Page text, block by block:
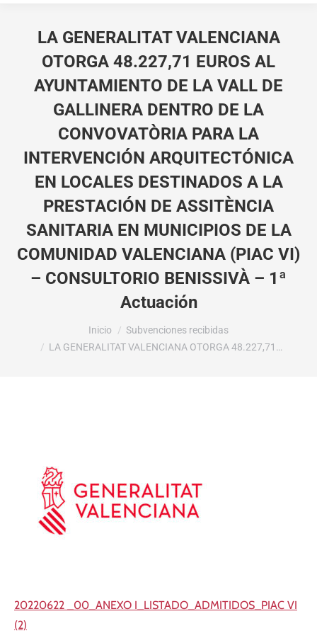
LA GENERALITAT VALENCIANA
OTORGA 48.227,71 EUROS AL
AYUNTAMIENTO DE LA VALL DE
GALLINERA DENTRO DE LA
CONVOVATÒRIA PARA LA
INTERVENCIÓN ARQUITECTÓNICA
EN LOCALES DESTINADOS A LA
PRESTACIÓN DE ASSITÈNCIA
SANITARIA EN MUNICIPIOS DE LA
COMUNIDAD VALENCIANA (PIAC VI)
– CONSULTORIO BENISSIVÀ – 1ª
Actuación
Inicio
Subvenciones recibidas
LA GENERALITAT VALENCIANA OTORGA 48.227,71…
20220622 _00_ANEXO I_LISTADO_ADMITIDOS_PIAC VI
(2)